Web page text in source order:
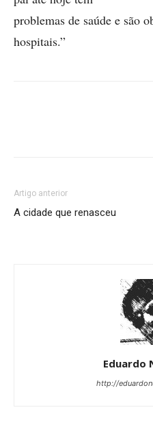
problemas de saúde e são
hospitais.”
Artigo anterior
A cidade que renasceu
Eduardo
http://